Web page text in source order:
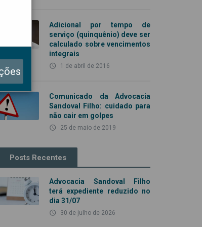
Adicional por tempo de
serviço (quinquênio) deve ser
calculado sobre vencimentos
integrais
access_time 1 de abril de 2016
Comunicado da Advocacia
Sandoval Filho: cuidado para
não cair em golpes
access_time 25 de maio de 2019
Posts Recentes
Advocacia Sandoval Filho
terá expediente reduzido no
dia 31/07
access_time 30 de julho de 2026